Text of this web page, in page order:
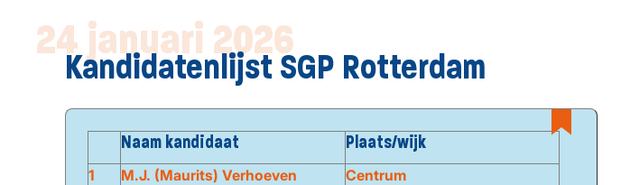
24 januari 2026
Kandidatenlijst SGP Rotterdam
Naam kandidaat Plaats/wijk
1 M.J. (Maurits) Verhoeven
Centrum